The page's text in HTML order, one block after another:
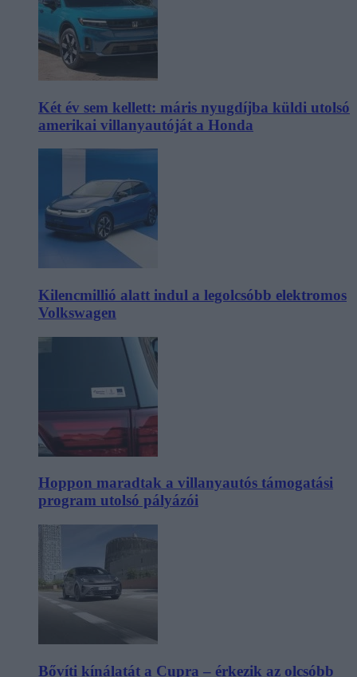
Két év sem kellett: máris nyugdíjba küldi utolsó
amerikai villanyautóját a Honda
Kilencmillió alatt indul a legolcsóbb elektromos
Volkswagen
Hoppon maradtak a villanyautós támogatási
program utolsó pályázói
Bővíti kínálatát a Cupra – érkezik az olcsóbb